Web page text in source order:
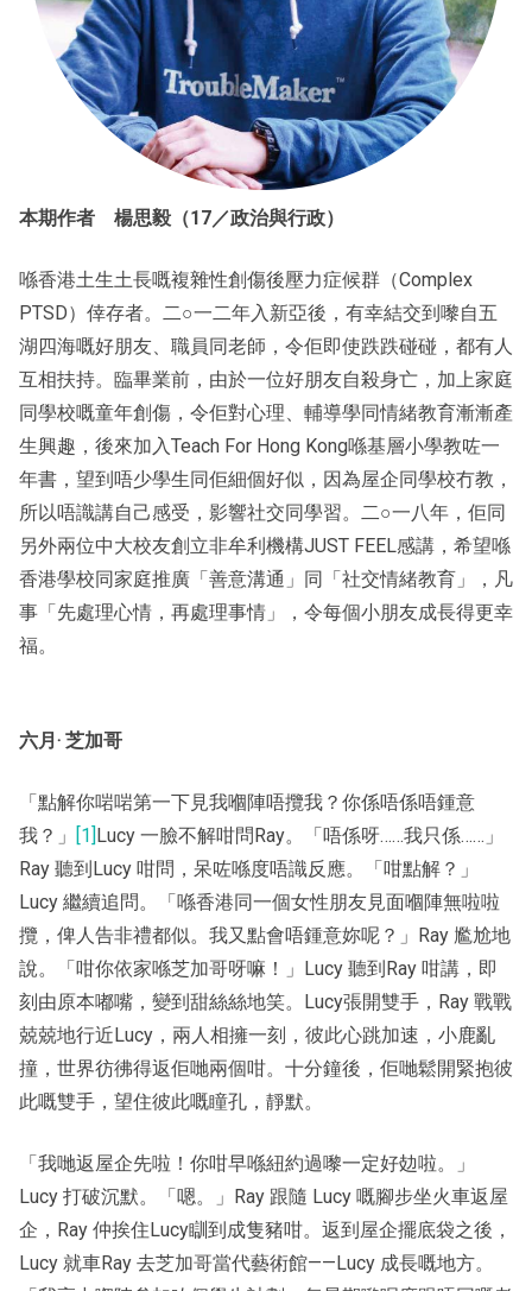
本期作者 楊思毅（17／政治與行政）
喺香港土生土長嘅複雜性創傷後壓力症候群（Complex
PTSD）倖存者。二○一二年入新亞後，有幸結交到嚟自五
湖四海嘅好朋友、職員同老師，令佢即使跌跌碰碰，都有人
互相扶持。臨畢業前，由於一位好朋友自殺身亡，加上家庭
同學校嘅童年創傷，令佢對心理、輔導學同情緒教育漸漸產
生興趣，後來加入Teach For Hong Kong喺基層小學教咗一
年書，望到唔少學生同佢細個好似，因為屋企同學校冇教，
所以唔識講自己感受，影響社交同學習。二○一八年，佢同
另外兩位中大校友創立非牟利機構JUST FEEL感講，希望喺
香港學校同家庭推廣「善意溝通」同「社交情緒教育」，凡
事「先處理心情，再處理事情」，令每個小朋友成長得更幸
福。
六月‧ 芝加哥
「點解你啱啱第一下見我嗰陣唔攬我？你係唔係唔鍾意
我？」 [1]Lucy 一臉不解咁問Ray。「唔係呀……我只係……」
Ray 聽到Lucy 咁問，呆咗喺度唔識反應。「咁點解？」
Lucy 繼續追問。「喺香港同一個女性朋友見面嗰陣無啦啦
攬，俾人告非禮都似。我又點會唔鍾意妳呢？」Ray 尷尬地
說。「咁你依家喺芝加哥呀嘛！」Lucy 聽到Ray 咁講，即
刻由原本嘟嘴，變到甜絲絲地笑。Lucy張開雙手，Ray 戰戰
兢兢地行近Lucy，兩人相擁一刻，彼此心跳加速，小鹿亂
撞，世界彷彿得返佢哋兩個咁。十分鐘後，佢哋鬆開緊抱彼
此嘅雙手，望住彼此嘅瞳孔，靜默。
「我哋返屋企先啦！你咁早喺紐約過嚟一定好攰啦。」
Lucy 打破沉默。「嗯。」Ray 跟隨 Lucy 嘅腳步坐火車返屋
企，Ray 仲挨住Lucy瞓到成隻豬咁。返到屋企擺底袋之後，
Lucy 就車Ray 去芝加哥當代藝術館——Lucy 成長嘅地方。